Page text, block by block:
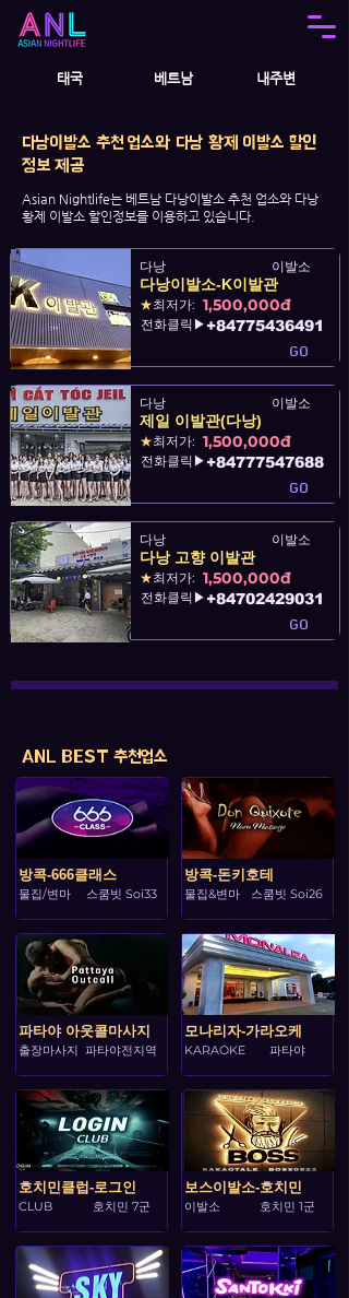
태국 베트남 내주변
다낭이발소 추천 업소와 다낭 황제 이발소 할인
정보 제공
Asian Nightlife는 베트남 다낭이발소 추천 업소와 다낭
황제 이발소 할인정보를 이용하고 있습니다.
다낭이발소-K이발관
이발소
다낭
★최저가:
전화클릭▶
1,500,000đ
+84775436491
GO
제일 이발관(다낭)
이발소
다낭
★최저가:
전화클릭▶
1,500,000đ
+84777547688
GO
다낭 고향 이발관
이발소
다낭
★최저가:
전화클릭▶
1,500,000đ
+84702429031
GO
ANL BEST 추천업소
방콕-666클래스
물집/변마 스쿰빗 Soi33
파타야 아웃콜마사지
출장마사지 파타야전지역
호치민클럽-로그인
CLUB 호치민 7군
방콕-돈키호테
물집&변마 스쿰빗 Soi26
모나리자-가라오케
KARAOKE 파타야
보스이발소-호치민
이발소 호치민 1군